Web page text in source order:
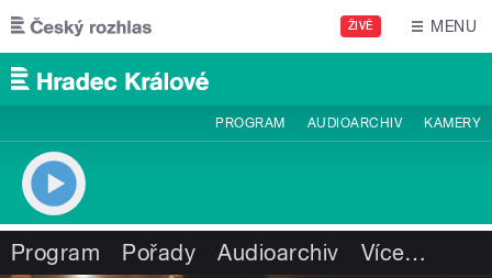
Přejít k hlavnímu obsahu
ŽIVĚ MENU
PROGRAM AUDIOARCHIV KAMERY
Program Pořady Audioarchiv Více…